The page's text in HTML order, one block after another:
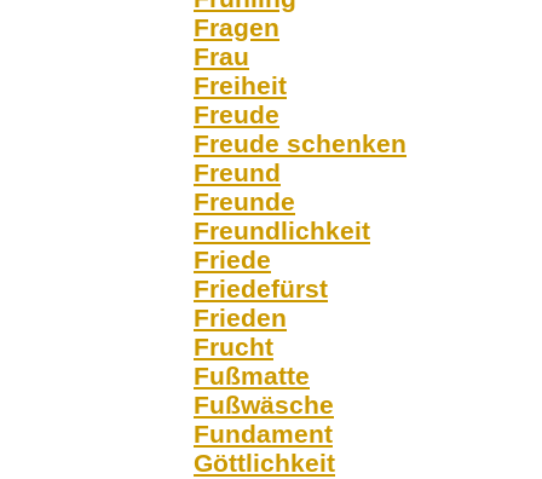
Fragen
Frau
Freiheit
Freude
Freude schenken
Freund
Freunde
Freundlichkeit
Friede
Friedefürst
Frieden
Frucht
Fußmatte
Fußwäsche
Fundament
Göttlichkeit